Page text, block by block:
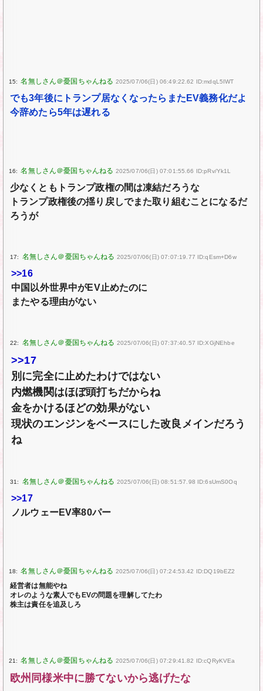
15: 2025/07/06(日) 06:49:22.62 ID:mdqL5IWT
でも3年後にトランプ居なくなったらまたEV義務化だよ
今辞めたら5年は遅れる
16: 2025/07/06(日) 07:01:55.66 ID:pRv/Yk1L
少なくともトランプ政権の間は凍結だろうな
トランプ政権後の揺り戻しでまた取り組むことになるだ
ろうが
17: 2025/07/06(日) 07:07:19.77 ID:qEsm+D6w
>>16
中国以外世界中がEV止めたのに
またやる理由がない
22: 2025/07/06(日) 07:37:40.57 ID:XGjNEhbe
>>17
別に完全に止めたわけではない
内燃機関はほぼ頭打ちだからね
金をかけるほどの効果がない
現状のエンジンをベースにした改良メインだろう
ね
31: 2025/07/06(日) 08:51:57.98 ID:6sUmS0Oq
>>17
ノルウェーEV率80パー
18: 2025/07/06(日) 07:24:53.42 ID:DQ19bEZ2
経営者は無能やね
オレのような素人でもEVの問題を理解してたわ
株主は責任を追及しろ
21: 2025/07/06(日) 07:29:41.82 ID:cQRyKVEa
欧州同様米中に勝てないから逃げたな